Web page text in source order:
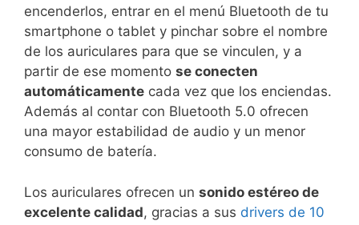
encenderlos, entrar en el menú Bluetooth de tu
smartphone o tablet y pinchar sobre el nombre
de los auriculares para que se vinculen, y a
partir de ese momento se conecten
automáticamente cada vez que los enciendas.
Además al contar con Bluetooth 5.0 ofrecen
una mayor estabilidad de audio y un menor
consumo de batería.
Los auriculares ofrecen un sonido estéreo de
excelente calidad, gracias a sus drivers de 10